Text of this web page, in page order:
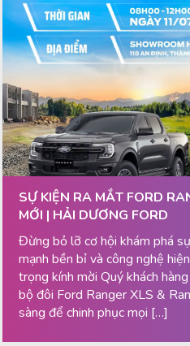
SỰ KIỆN RA MẮT FORD
MỚI | HẢI DƯƠNG FORD
Đừng bỏ lỡ cơ hội khám phá
mạnh bền bỉ và công nghệ
trọng kính mời Quý khách
bộ đôi Ford Ranger XLS &
sàng để chinh phục mọi […]